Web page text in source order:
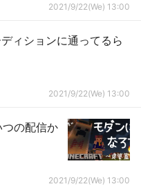
2021/9/22(We) 13:00
ィションに通ってるら
2021/9/22(We) 13:00
つの配信か
2021/9/22(We) 13:00